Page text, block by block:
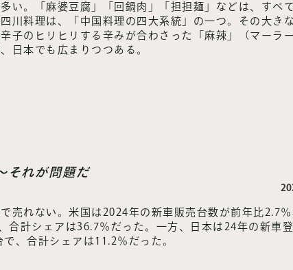
い。「麻婆豆腐」「回鍋肉」「担担麺」などは、すべ
川料理は、「中国料理の四大系統」の一つ。その大き
子のヒリヒリする辛みが合わさった「麻辣」（マーラ
日本でも広まりつつある。
それが問題だ
売れない。米国は2024年の新車販売台数が前年比2.7
合計シェアは36.7％だった。一方、日本は24年の新車
、合計シェアは11.2％だった。